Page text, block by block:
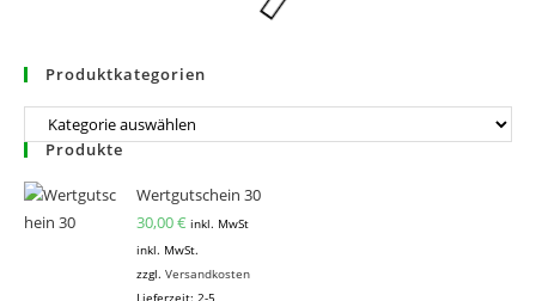
Produktkategorien
Produkte
Wertgutschein 30
30,00€ inkl. MwSt
inkl. MwSt.
zzgl. Versandkosten
Lieferzeit: 2-5